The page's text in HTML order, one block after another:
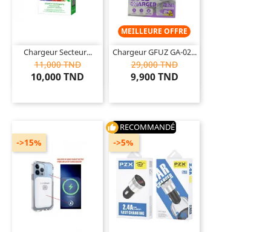
Chargeur Secteur...
11,000 TND
10,000 TND
MEILLEURE OFFRE
Chargeur GFUZ GA-02...
29,000 TND
9,900 TND
->15%
thumb_up RECOMMANDÉ
->5%